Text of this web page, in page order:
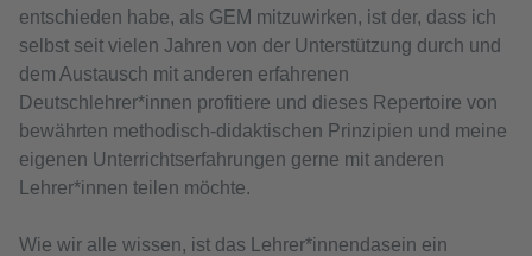
entschieden habe, als GEM mitzuwirken, ist der, dass ich
selbst seit vielen Jahren von der Unterstützung durch und
dem Austausch mit anderen erfahrenen
Deutschlehrer*innen profitiere und dieses Repertoire von
bewährten methodisch-didaktischen Prinzipien und meine
eigenen Unterrichtserfahrungen gerne mit anderen
Lehrer*innen teilen möchte.
Wie wir alle wissen, ist das Lehrer*innendasein ein